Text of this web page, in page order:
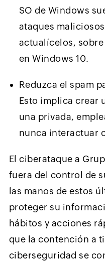
SO de Windows
ataques
actualícelos,
en Windows 10.
Reduzca el spam
Esto implica crear
una privada,
nunca interactuar
El ciberataque a
fuera del control de
las manos de estos
proteger su
hábitos y acciones
que la contención a
ciberseguridad se